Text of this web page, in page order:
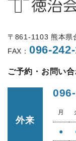
〒861-1103 熊本県
FAX： 096-
ご予約・お問い
外来
月
●